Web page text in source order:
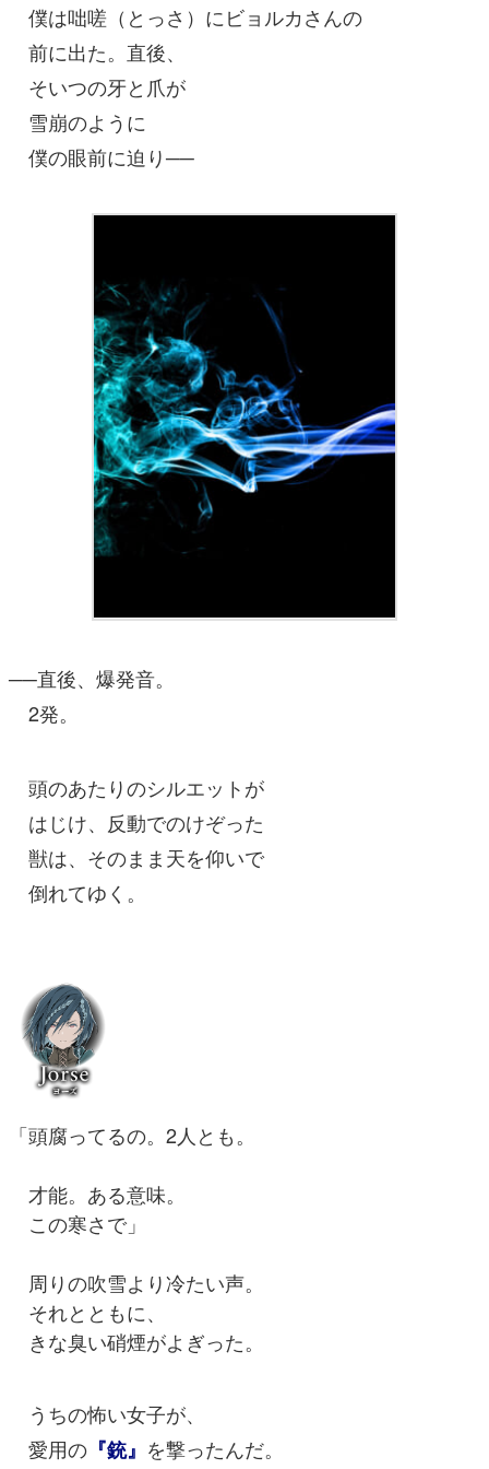
僕は咄嗟（とっさ）にビョルカさんの
前に出た。直後、
そいつの牙と爪が
雪崩のように
僕の眼前に迫り──
──直後、爆発音。
2発。
頭のあたりのシルエットが
はじけ、反動でのけぞった
獣は、そのまま天を仰いで
倒れてゆく。
「頭腐ってるの。2人とも。
才能。ある意味。
この寒さで」
周りの吹雪より冷たい声。
それとともに、
きな臭い硝煙がよぎった。
うちの怖い女子が、
愛用の 『銃』 を撃ったんだ。